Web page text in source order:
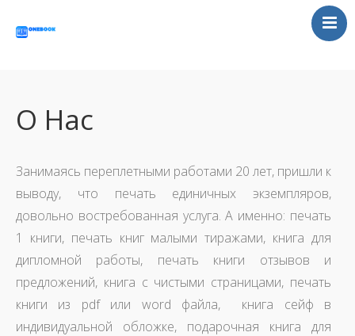
Отзывы
Контакты
UA
О Нас
Занимаясь переплетными работами 20 лет, пришли к
выводу, что печать единичных экземпляров,
довольно востребованная услуга. А именно: печать
1 книги, печать книг малыми тиражами, книга для
дипломной работы, печать книги отзывов и
предложений, книга с чистыми страницами, печать
книги из pdf или word файла, книга сейф в
индивидуальной обложке, подарочная книга для